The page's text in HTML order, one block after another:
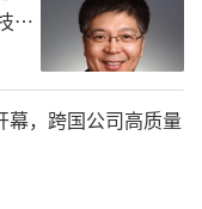
第三、四节的
间。鼓励学校在
试打破现有固
后的第三、四
探索有长有短
术
幕，跨国公司高质量